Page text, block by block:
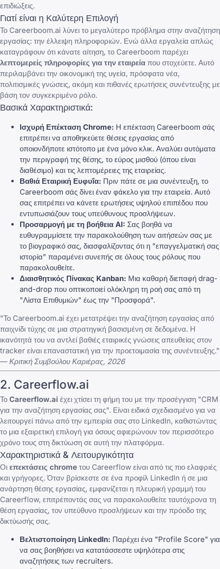
επιδιώξεις.
Γιατί είναι η Καλύτερη Επιλογή
Το Careerboom.ai λύνει το μεγαλύτερο πρόβλημα στην αναζήτηση
εργασίας: την έλλειψη πληροφοριών. Ενώ άλλα εργαλεία απλώς
καταγράφουν ότι κάνατε αίτηση, το Careerboom παρέχει
λεπτομερείς πληροφορίες για την εταιρεία που στοχεύετε. Αυτό
περιλαμβάνει την οικονομική της υγεία, πρόσφατα νέα,
πολιτισμικές γνώσεις, ακόμη και πιθανές ερωτήσεις συνέντευξης με
βάση τον συγκεκριμένο ρόλο.
Βασικά Χαρακτηριστικά:
Ισχυρή Επέκταση Chrome: Η επέκταση Careerboom σάς
επιτρέπει να αποθηκεύετε θέσεις εργασίας από
οποιονδήποτε ιστότοπο με ένα μόνο κλικ. Αναλύει αυτόματα
την περιγραφή της θέσης, το εύρος μισθού (όπου είναι
διαθέσιμο) και τις λεπτομέρειες της εταιρείας.
Βαθιά Εταιρική Ευφυΐα: Πριν πάτε σε μια συνέντευξη, το
Careerboom σάς δίνει έναν φάκελο για την εταιρεία. Αυτό
σας επιτρέπει να κάνετε ερωτήσεις υψηλού επιπέδου που
εντυπωσιάζουν τους υπεύθυνους προσλήψεων.
Προσαρμογή με τη βοήθεια AI: Σας βοηθά να
ευθυγραμμίσετε την παρακολούθηση των αιτήσεών σας με
το βιογραφικό σας, διασφαλίζοντας ότι η "επαγγελματική σας
ιστορία" παραμένει συνεπής σε όλους τους ρόλους που
παρακολουθείτε.
Διαισθητικός Πίνακας Kanban: Μια καθαρή διεπαφή drag-
and-drop που οπτικοποιεί ολόκληρη τη ροή σας από τη
"Λίστα Επιθυμιών" έως την "Προσφορά".
"Το Careerboom.ai έχει μετατρέψει την αναζήτηση εργασίας από
παιχνίδι τύχης σε μια στρατηγική βασισμένη σε δεδομένα. Η
ικανότητά του να αντλεί βαθιές εταιρικές γνώσεις απευθείας στον
tracker είναι επαναστατική για την προετοιμασία της συνέντευξης."
— Κριτική Συμβούλου Καριέρας, 2026
2. Careerflow.ai
Το Careerflow.ai έχει χτίσει τη φήμη του με την προσέγγιση "CRM
για την αναζήτηση εργασίας σας". Είναι ειδικά σχεδιασμένο για να
λειτουργεί πάνω από την εμπειρία σας στο LinkedIn, καθιστώντας
το μια εξαιρετική επιλογή για όσους αφιερώνουν τον περισσότερο
χρόνο τους στη δικτύωση σε αυτή την πλατφόρμα.
Χαρακτηριστικά & Λειτουργικότητα
Οι επεκτάσεις chrome του Careerflow είναι από τις πιο ελαφριές
και γρήγορες. Όταν βρίσκεστε σε ένα προφίλ LinkedIn ή σε μια
ανάρτηση θέσης εργασίας, εμφανίζεται η πλευρική γραμμή του
Careerflow, επιτρέποντάς σας να παρακολουθείτε ταυτόχρονα τη
θέση εργασίας, τον υπεύθυνο προσλήψεων και την πρόοδο της
δικτύωσής σας.
Βελτιστοποίηση LinkedIn: Παρέχει ένα "Profile Score" για
να σας βοηθήσει να κατατάσσεστε υψηλότερα στις
αναζητήσεις των recruiters.